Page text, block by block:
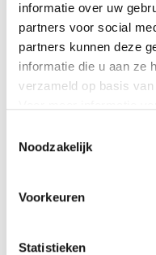
informatie over uw
partners voor social
partners kunnen deze
informatie die u aan ze
verzameld op basis
Noodzakelijk
Voorkeuren
Statistieken
Naar
FAQ:
HYMER ML-T